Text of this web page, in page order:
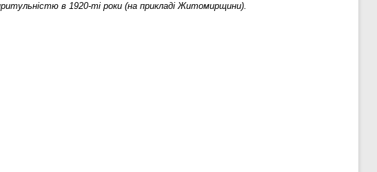
в 1920-ті роки (на прикладі Житомирщини).